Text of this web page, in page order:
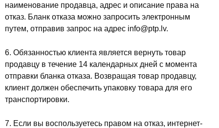
наименование продавца, адрес и описание права на
отказ. Бланк отказа можно запросить электронным
путем, отправив запрос на адрес info@ptp.lv.
6. Обязанностью клиента является вернуть товар
продавцу в течение 14 календарных дней с момента
отправки бланка отказа. Возвращая товар продавцу,
клиент должен обеспечить упаковку товара для его
транспортировки.
7. Если вы воспользуетесь правом на отказ, интернет-